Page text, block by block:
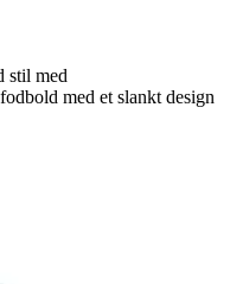
stil med
med et slankt design